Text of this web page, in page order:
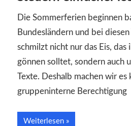
Die Sommerferien beginnen
Bundesländern und bei
schmilzt nicht nur das Eis, das
gönnen solltet, sondern auch
Texte. Deshalb machen wir
gruppeninterne Berechtigung
Weiterlesen